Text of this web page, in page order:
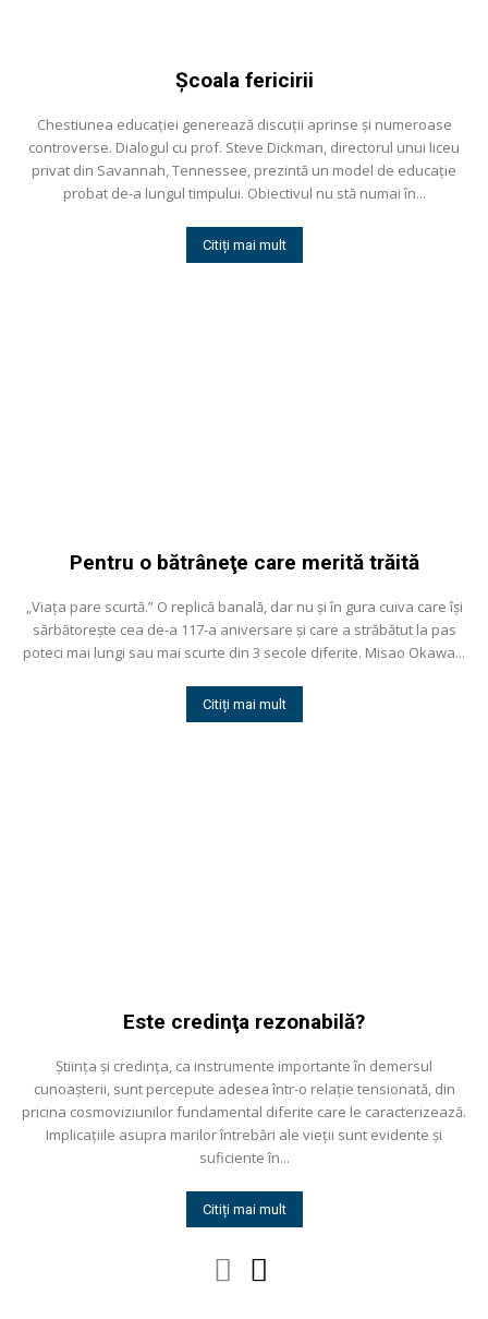
Şcoala fericirii
Chestiunea educaţiei generează discuţii aprinse şi numeroase
controverse. Dialogul cu prof. Steve Dickman, directorul unui liceu
privat din Savannah, Tennessee, prezintă un model de educaţie
probat de-a lungul timpului. Obiectivul nu stă numai în...
Citiți mai mult
Pentru o bătrâneţe care merită trăită
„Viaţa pare scurtă.” O replică banală, dar nu și în gura cuiva care își
sărbătorește cea de-a 117-a aniversare și care a străbătut la pas
poteci mai lungi sau mai scurte din 3 secole diferite. Misao Okawa...
Citiți mai mult
Este credinţa rezonabilă?
Știinţa și credinţa, ca instrumente importante în demersul
cunoașterii, sunt percepute adesea într-o relaţie tensionată, din
pricina cosmoviziunilor fundamental diferite care le caracterizează.
Implicaţiile asupra marilor întrebări ale vieţii sunt evidente și
suficiente în...
Citiți mai mult